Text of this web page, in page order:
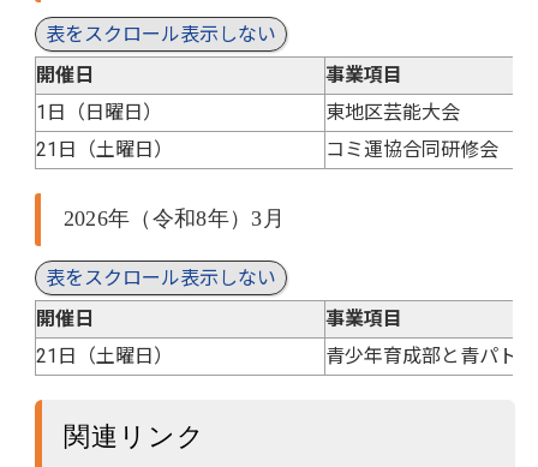
表をスクロール表示しない
開催日
事業項目
1日（日曜日）
東地区芸能大会
21日（土曜日）
コミ運協合同研修会
2026年（令和8年）3月
表をスクロール表示しない
開催日
事業項目
21日（土曜日）
青少年育成部と青パト
関連リンク